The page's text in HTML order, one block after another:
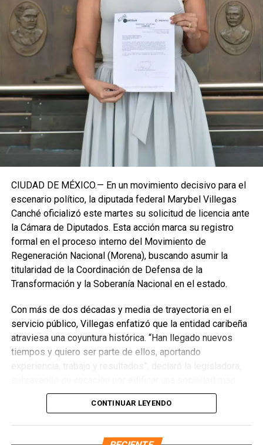
decisiva en su trayectoria pública, apostando por una
estrategia de cercanía ciudadana. Su retorno a Quintana
Roo busca garantizar la cohesión de las estructuras de
izquierda de cara a los próximos retos políticos. El relevo
institucional se procesará conforme a los tiempos legales
establecidos, manteniendo la continuidad de la
representación parlamentaria del estado.
Fuente: 5to Poder Agencia de Noticias
Recibe las noticias al instante
importantes de Quintana Roo directamente
en tu teléfono.
CIUDAD DE MÉXICO.— En un movimiento decisivo para el
escenario político, la diputada federal Marybel Villegas
Canché oficializó este martes su solicitud de licencia ante
la Cámara de Diputados. Esta acción marca su registro
formal en el proceso interno del Movimiento de
Regeneración Nacional (Morena), buscando asumir la
titularidad de la Coordinación de Defensa de la
Transformación y la Soberanía Nacional en el estado.
Con más de dos décadas y media de trayectoria en el
servicio público, Villegas enfatizó que la entidad caribeña
atraviesa una coyuntura histórica. “Han llegado nuevos
tiempos y quiero ser parte de ellos, aportando
experiencia, trabajo y resultados”, declaró la legisladora,
justa, unida y equitativa.
CONTINUAR LEYENDO